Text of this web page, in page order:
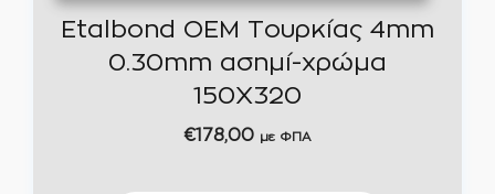
Etalbond OEM Τουρκίας 4mm
0.30mm ασημί-χρώμα
150Χ320
€178,00 με ΦΠΑ